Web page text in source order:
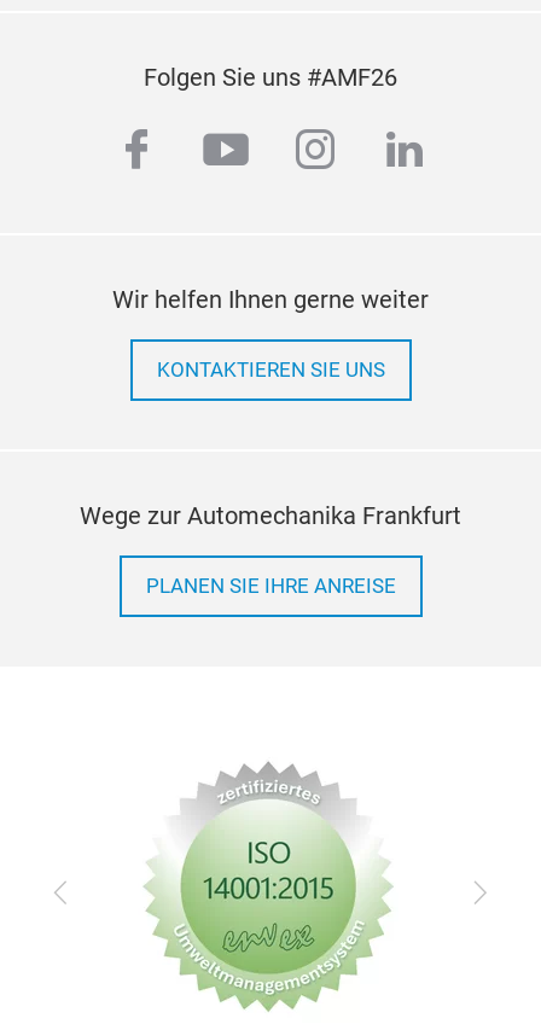
Folgen Sie uns #AMF26
facebook
youtubeinstagram
linkedin
Wir helfen Ihnen gerne weiter
KONTAKTIEREN SIE UNS
Wege zur Automechanika Frankfurt
PLANEN SIE IHRE ANREISE
Zurück Vor